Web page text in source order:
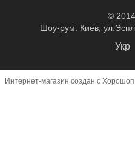
©
Шоу-рум. Киев,
Укр
Интернет-магазин создан с Хорошоп